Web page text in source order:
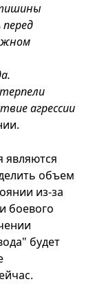
агрессии
объем
из-за
боевого
будет